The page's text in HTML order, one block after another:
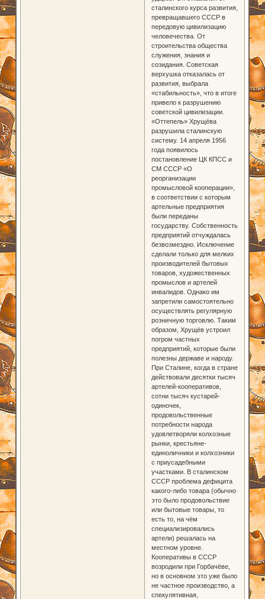
сталинского курса развития,
превращавшего СССР в
передовую цивилизацию
человечества. От
строительства общества
служения, знания и
созидания. Советская
верхушка отказалась от
развития, выбрала
«стабильность», что в итоге
привело к разрушению
советской цивилизации.
«Оттепель» Хрущёва
разрушила сталинскую
систему. 14 апреля 1956
года появилось
постановление ЦК КПСС и
СМ СССР «О
реорганизации
промысловой кооперации»,
в соответствии с которым
артельные предприятия
были переданы
государству. Собственность
предприятий отчуждалась
безвозмездно. Исключение
сделали только для мелких
производителей бытовых
товаров, художественных
промыслов и артелей
инвалидов. Однако им
запретили самостоятельно
осуществлять регулярную
розничную торговлю. Таким
образом, Хрущёв устроил
погром частных
предприятий, которые были
полезны державе и народу.
При Сталине, когда в стране
действовали десятки тысяч
артелей-кооперативов,
сотни тысяч кустарей-
одиночек,
продовольственные
потребности народа
удовлетворяли колхозные
рынки, крестьяне-
единоличники и колхозники
с приусадебными
участками. В сталинском
СССР проблема дефицита
какого-либо товара (обычно
это было продовольствие
или бытовые товары, то
есть то, на чём
специализировались
артели) решалась на
местном уровне.
Кооперативы в СССР
возродили при Горбачёве,
но в основном это уже было
не частное производство, а
спекулятивная,